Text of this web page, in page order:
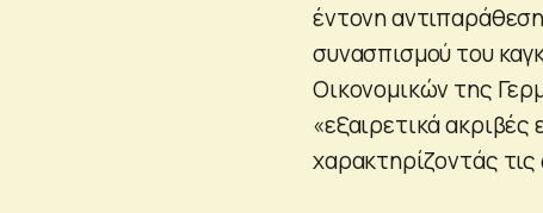
έντονη
συνασπισμού του
Οικονομικών της
«εξαιρετικά ακριβές
χαρακτηρίζοντάς